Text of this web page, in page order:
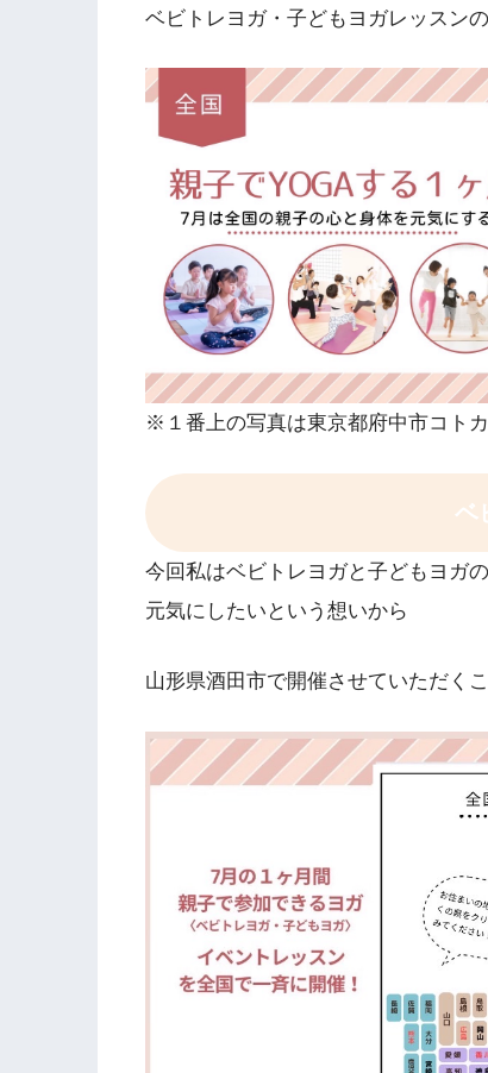
ベビトレヨガ・子どもヨガレッスン
※１番上の写真は東京都府中市コト
ベ
今回私はベビトレヨガと子どもヨガ
元気にしたいという想いから
山形県酒田市で開催させていただく